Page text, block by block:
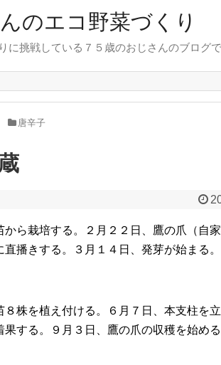
のエコ野菜づくり
に挑戦している７５歳のおじさんのブログ
唐辛子
から栽培する。２月２２日、鷹の爪（自
播きする。３月１４日、発芽が始まる。
８株を植え付ける。６月７日、本支柱を
する。９月３日、鷹の爪の収穫を始める